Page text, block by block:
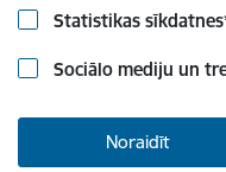
Statistikas sīkdatnes
Sociālo mediju un
Noraidīt